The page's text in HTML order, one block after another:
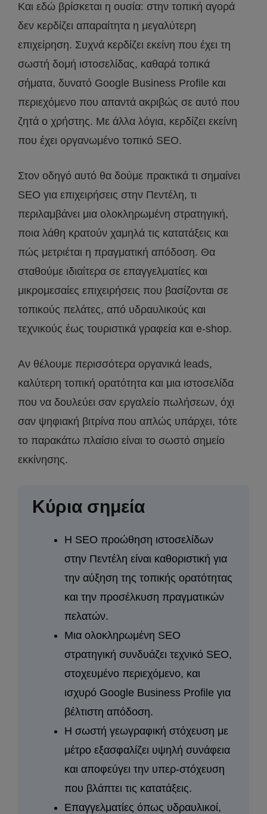
Και εδώ βρίσκεται η ουσία: στην τοπική αγορά
δεν κερδίζει απαραίτητα η μεγαλύτερη
επιχείρηση. Συχνά κερδίζει εκείνη που έχει τη
σωστή δομή ιστοσελίδας, καθαρά τοπικά
σήματα, δυνατό Google Business Profile και
περιεχόμενο που απαντά ακριβώς σε αυτό που
ζητά ο χρήστης. Με άλλα λόγια, κερδίζει εκείνη
που έχει οργανωμένο τοπικό SEO.
Στον οδηγό αυτό θα δούμε πρακτικά τι σημαίνει
SEO για επιχειρήσεις στην Πεντέλη, τι
περιλαμβάνει μια ολοκληρωμένη στρατηγική,
ποια λάθη κρατούν χαμηλά τις κατατάξεις και
πώς μετριέται η πραγματική απόδοση. Θα
σταθούμε ιδιαίτερα σε επαγγελματίες και
μικρομεσαίες επιχειρήσεις που βασίζονται σε
τοπικούς πελάτες, από υδραυλικούς και
τεχνικούς έως τουριστικά γραφεία και e-shop.
Αν θέλουμε περισσότερα οργανικά leads,
καλύτερη τοπική ορατότητα και μια ιστοσελίδα
που να δουλεύει σαν εργαλείο πωλήσεων, όχι
σαν ψηφιακή βιτρίνα που απλώς υπάρχει, τότε
το παρακάτω πλαίσιο είναι το σωστό σημείο
εκκίνησης.
Κύρια σημεία
Η SEO προώθηση ιστοσελίδων
στην Πεντέλη είναι καθοριστική για
την αύξηση της τοπικής ορατότητας
και την προσέλκυση πραγματικών
πελατών.
Μια ολοκληρωμένη SEO
στρατηγική συνδυάζει τεχνικό SEO,
στοχευμένο περιεχόμενο, και
ισχυρό Google Business Profile για
βέλτιστη απόδοση.
Η σωστή γεωγραφική στόχευση με
μέτρο εξασφαλίζει υψηλή συνάφεια
και αποφεύγει την υπερ-στόχευση
που βλάπτει τις κατατάξεις.
Επαγγελματίες όπως υδραυλικοί,